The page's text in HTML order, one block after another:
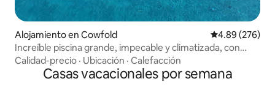
Alojamiento en Cowfold Calificación
4.89 (276)
Increíble piscina grande, impecable y climatizada, con
vistas al campo
Calidad-precio · Ubicación · Calefacción
Casas vacacionales por semana